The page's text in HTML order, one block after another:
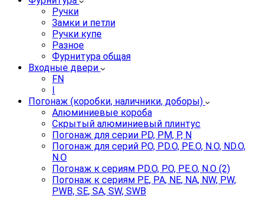
Ручки
Замки и петли
Ручки купе
Разное
Фурнитура общая
Входные двери
FN
I
Погонаж (коробки, наличники, доборы)
Алюминиевые короба
Скрытый алюминиевый плинтус
Погонаж для серии PD, PM, P, N
Погонаж для серий P.O, PD.O, PE.O, N.O, ND.O,
N.O
Погонаж к сериям PD.O, P.O, PE.O, N.O (2)
Погонаж к сериям PE, PA, NE, NA, NW, PW,
PWB, SE, SA, SW, SWB